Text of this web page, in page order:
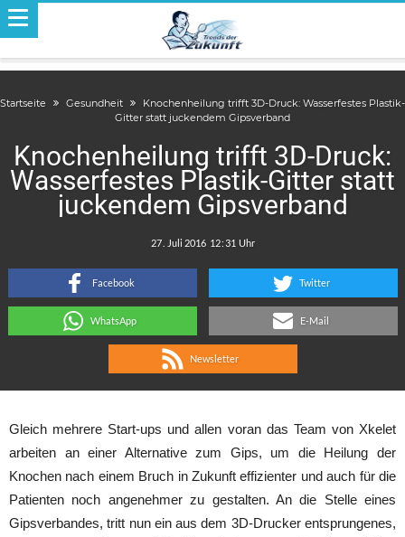
Startseite Gesundheit
Knochenheilung trifft 3D-Druck: Wasserfestes Plastik-
Gitter statt juckendem Gipsverband
Knochenheilung trifft 3D-Druck:
Wasserfestes Plastik-Gitter statt
juckendem Gipsverband
:
Facebook Twitter
WhatsApp E-Mail
Newsletter
Gleich mehrere Start-ups und allen voran das Team von Xkelet
arbeiten an einer Alternative zum Gips, um die Heilung der
Knochen nach einem Bruch in Zukunft effizienter und auch für die
Patienten noch angenehmer zu gestalten. An die Stelle eines
Gipsverbandes, tritt nun ein aus dem 3D-Drucker entsprungenes,